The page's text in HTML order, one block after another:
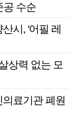
공 수순
시, '어필 레
상력 없는 모
료기관 폐원